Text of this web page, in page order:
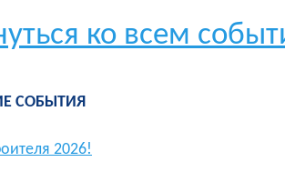
ко всем
СОБЫТИЯ
2026!